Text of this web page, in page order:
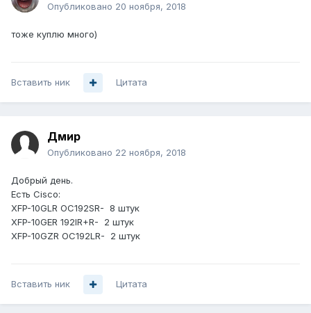
Опубликовано 20 ноября, 2018
тоже куплю много)
Вставить ник Цитата
Дмир
Опубликовано 22 ноября, 2018
Добрый день.
Есть Cisco:
XFP-10GLR OC192SR- 8 штук
XFP-10GER 192IR+R- 2 штук
XFP-10GZR OC192LR- 2 штук
Вставить ник Цитата